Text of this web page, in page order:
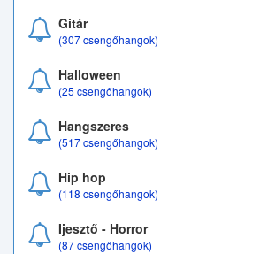
Gitár
(307 csengőhangok)
Halloween
(25 csengőhangok)
Hangszeres
(517 csengőhangok)
Hip hop
(118 csengőhangok)
Ijesztő - Horror
(87 csengőhangok)